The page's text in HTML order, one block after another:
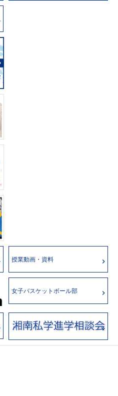
授業動画・資料
女子バスケットボール部